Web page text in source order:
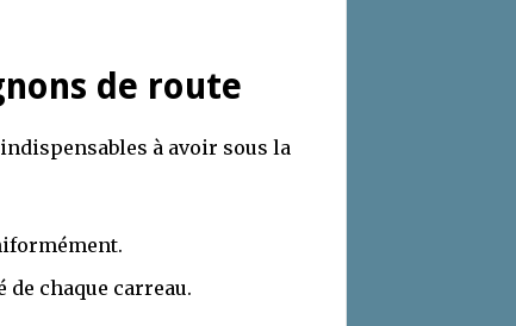
de route
à avoir sous la
chaque carreau.